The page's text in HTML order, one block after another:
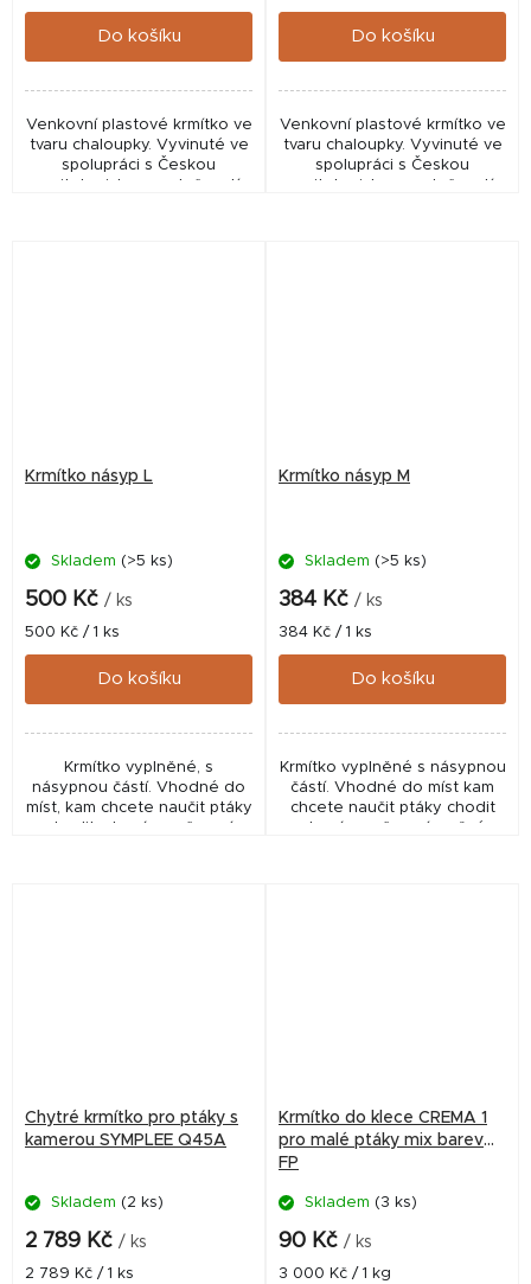
cena:
Do košíku
Venkovní plastové krmítko ve
tvaru chaloupky. Vyvinuté ve
spolupráci s Českou
cena:
Do košíku
Venkovní plastové krmítko ve
tvaru chaloupky. Vyvinuté ve
spolupráci s Českou
Krmítko násyp L
Skladem (>5 ks)
500 Kč / ks
Měrná
cena:
500 Kč / 1 ks
Do košíku
Krmítko vyplněné, s
násypnou částí. Vhodné do
míst, kam chcete naučit ptáky
chodit, ale zároveň není
Krmítko násyp M
Skladem (>5 ks)
384 Kč / ks
Měrná
cena:
384 Kč / 1 ks
Do košíku
Krmítko vyplněné s násypnou
částí. Vhodné do míst kam
chcete naučit ptáky chodit
ale zároveň není možné
Chytré krmítko pro ptáky s
kamerou SYMPLEE Q45A
Skladem (2 ks)
2 789 Kč / ks
Měrná
2 789 Kč / 1 ks
Krmítko do klece CREMA 1
pro malé ptáky mix barev
FP
Skladem (3 ks)
90 Kč / ks
Měrná
3 000 Kč / 1 kg